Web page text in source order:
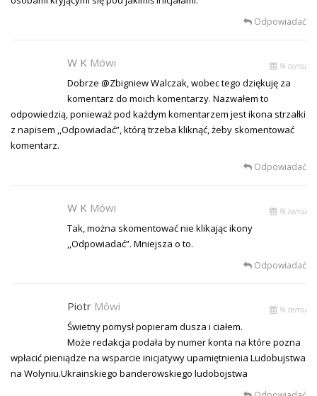
Odpowiadać
W K Mówi % temu
Dobrze @Zbigniew Walczak, wobec tego dziękuję za
komentarz do moich komentarzy. Nazwałem to
odpowiedzią, ponieważ pod każdym komentarzem jest ikona strzałki
z napisem ,,Odpowiadać”, którą trzeba kliknąć, żeby skomentować
komentarz.
Odpowiadać
W K Mówi % temu
Tak, można skomentować nie klikając ikony
,,Odpowiadać”. Mniejsza o to.
Odpowiadać
Piotr Mówi % temu
Świetny pomysł popieram dusza i ciałem.
Może redakcja podała by numer konta na które pozna
wpłacić pieniądze na wsparcie inicjatywy upamiętnienia Ludobujstwa
na Wolyniu.Ukrainskiego banderowskiego ludobojstwa